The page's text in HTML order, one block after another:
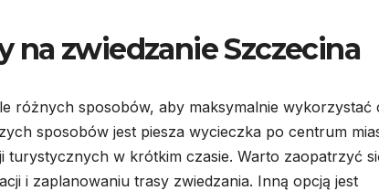
na zwiedzanie Szczecina
różnych sposobów, aby maksymalnie wykorzystać
sposobów jest piesza wycieczka po centrum
w krótkim czasie. Warto zaopatrzyć
i zaplanowaniu trasy zwiedzania. Inną opcją jest